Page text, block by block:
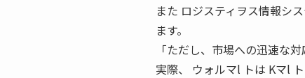
また ロジスティヲス情報シ
ます。
「ただし、市場への迅速な
実際、 ウォルマl トは Kマl